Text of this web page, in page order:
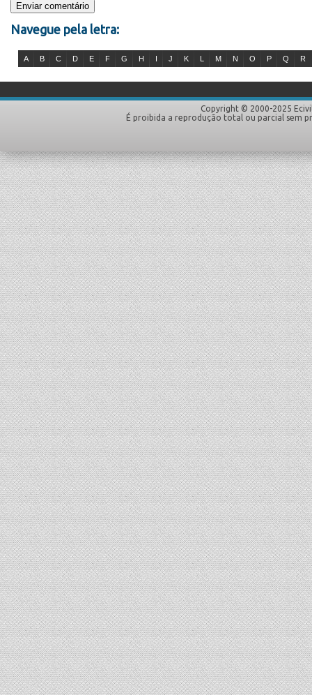
Navegue pela letra:
A B C D E F G H I J K L M N O P Q R
Copyright © 2000-2025
É proibida a reprodução total ou parcial sem